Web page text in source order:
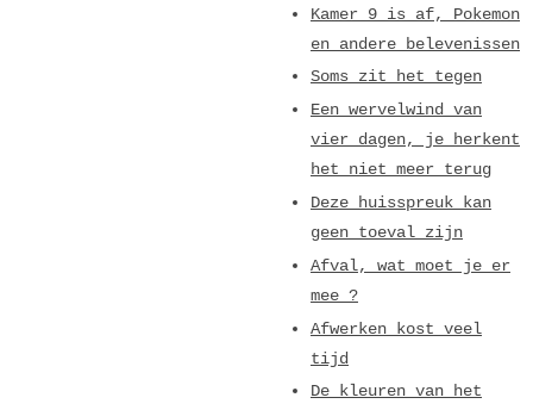
Kamer 9 is af, Pokemon
en andere belevenissen
Soms zit het tegen
Een wervelwind van
vier dagen, je herkent
het niet meer terug
Deze huisspreuk kan
geen toeval zijn
Afval, wat moet je er
mee ?
Afwerken kost veel
tijd
De kleuren van het